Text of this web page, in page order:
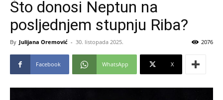
Što donosi Neptun na
posljednjem stupnju Riba?
By Julijana Oremović - 30. listopada 2025. 2076
Facebook WhatsApp X